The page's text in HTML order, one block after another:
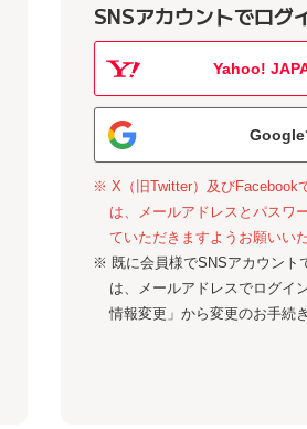
SNSアカウントでログ
Yahoo!
Google
※ X（旧Twitter）及びFacebook
は、メールアドレスとパスワ
ていただきますようお願いい
※ 既に会員様でSNSアカウント
は、メールアドレスでログイ
情報変更」から変更のお手続